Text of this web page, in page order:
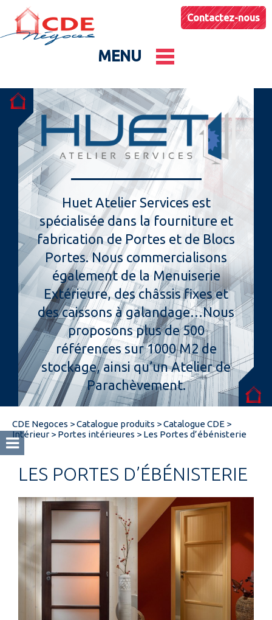
Contactez-nous
MENU
Le groupe
Nos entités
Conseils & Astuces
Actualités
Catalogues produits
Espace pro
Huet Atelier Services est
spécialisée dans la fourniture et
fabrication de Portes et de Blocs
Portes. Nous commercialisons
également de la Menuiserie
Extérieure, des châssis fixes et
des caissons à galandage…Nous
proposons plus de 500
références sur 1000 M2 de
stockage, ainsi qu’un Atelier de
Parachèvement.
CDE Negoces >Catalogue produits >Catalogue CDE >
Intérieur > Portes intérieures > Les Portes d’ébénisterie
LES PORTES D’ÉBÉNISTERIE